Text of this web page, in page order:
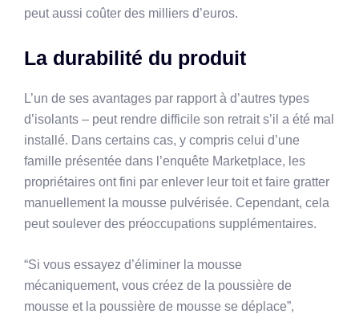
peut aussi coûter des milliers d’euros.
La durabilité du produit
L’un de ses avantages par rapport à d’autres types
d’isolants – peut rendre difficile son retrait s’il a été mal
installé. Dans certains cas, y compris celui d’une
famille présentée dans l’enquête Marketplace, les
propriétaires ont fini par enlever leur toit et faire gratter
manuellement la mousse pulvérisée. Cependant, cela
peut soulever des préoccupations supplémentaires.
“Si vous essayez d’éliminer la mousse
mécaniquement, vous créez de la poussière de
mousse et la poussière de mousse se déplace”,